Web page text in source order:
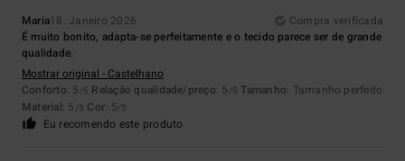
Maria18. Janeiro 2026
Compra verificada
É muito bonito, adapta-se perfeitamente e o tecido parece ser de grande
qualidade.
Mostrar original - Castelhano
Conforto: 5 /5 Relação qualidade/preço: 5 /5 Tamanho: Tamanho perfeito
Material: 5 /5 Cor: 5/5
Eu recomendo este produto